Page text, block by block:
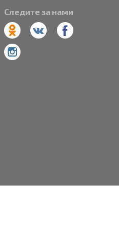
Следите за нами